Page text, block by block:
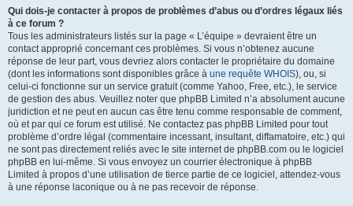
Qui dois-je contacter à propos de problèmes d’abus ou d’ordres légaux liés
à ce forum ?
Tous les administrateurs listés sur la page « L’équipe » devraient être un
contact approprié concernant ces problèmes. Si vous n’obtenez aucune
réponse de leur part, vous devriez alors contacter le propriétaire du domaine
(dont les informations sont disponibles grâce à une requête WHOIS), ou, si
celui-ci fonctionne sur un service gratuit (comme Yahoo, Free, etc.), le service
de gestion des abus. Veuillez noter que phpBB Limited n’a absolument aucune
juridiction et ne peut en aucun cas être tenu comme responsable de comment,
où et par qui ce forum est utilisé. Ne contactez pas phpBB Limited pour tout
problème d’ordre légal (commentaire incessant, insultant, diffamatoire, etc.) qui
ne sont pas directement reliés avec le site internet de phpBB.com ou le logiciel
phpBB en lui-même. Si vous envoyez un courrier électronique à phpBB
Limited à propos d’une utilisation de tierce partie de ce logiciel, attendez-vous
à une réponse laconique ou à ne pas recevoir de réponse.